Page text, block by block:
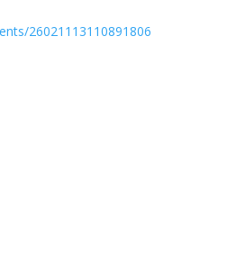
26021113110891806